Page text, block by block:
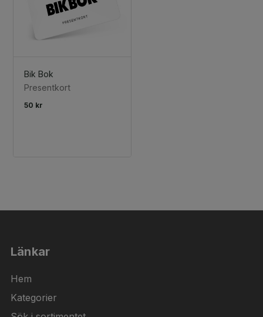
Bik Bok
Presentkort
50 kr
Länkar
Hem
Kategorier